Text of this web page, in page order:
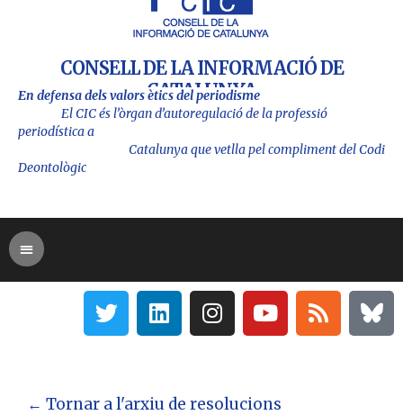
CONSELL DE LA INFORMACIÓ DE
CATALUNYA
En defensa dels valors ètics del periodisme
El CIC és l’òrgan d’autoregulació de la professió
periodística a
Catalunya que vetlla pel compliment del Codi
Deontològic
← Tornar a l'arxiu de resolucions